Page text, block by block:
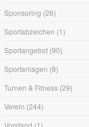
Sponsoring
(26)
Sportabzeichen
(1)
Sportangebot (90)
Sportanlagen
(8)
Turnen & Fitness
(29)
Verein
(244)
Vorstand (1)